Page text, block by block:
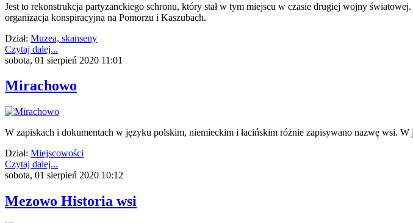
Jest to rekonstrukcja partyzanckiego schronu, który stał w tym miejscu w czasie drugiej wojny
organizacja konspiracyjna na Pomorzu i Kaszubach.
Dział: Muzea, skanseny
Czytaj dalej...
sobota, 01 sierpień 2020 11:01
Mirachowo
W zapiskach i dokumentach w języku polskim, niemieckim i łacińskim różnie zapisywano nazwę wsi.
Dział: Miejscowości
Czytaj dalej...
sobota, 01 sierpień 2020 10:12
Mezowo Historia wsi